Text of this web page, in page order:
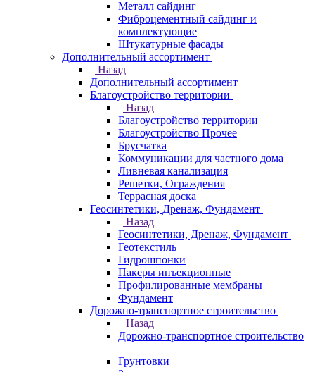
Металл сайдинг
Фиброцементный сайдинг и
комплектующие
Штукатурные фасады
Дополнительный ассортимент
Назад
Дополнительный ассортимент
Благоустройство территории
Назад
Благоустройство территории
Благоустройство Прочее
Брусчатка
Коммуникации для частного дома
Ливневая канализация
Решетки, Ограждения
Террасная доска
Геосинтетики, Дренаж, Фундамент
Назад
Геосинтетики, Дренаж, Фундамент
Геотекстиль
Гидрошпонки
Пакеры инъекционные
Профилированные мембраны
Фундамент
Дорожно-транспортное строительство
Назад
Дорожно-транспортное строительство
Грунтовки